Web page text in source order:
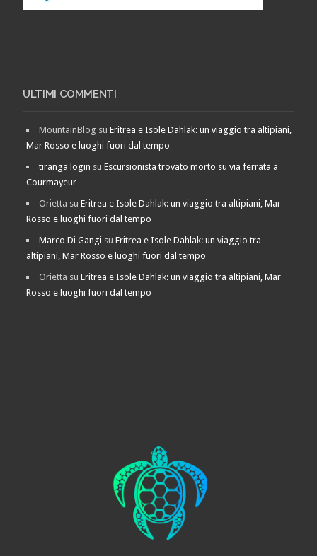
ULTIMI COMMENTI
MountainBlog suEritrea e Isole Dahlak: un viaggio tra altipiani,
Mar Rosso e luoghi fuori dal tempo
tiranga login suEscursionista trovato morto su via ferrata a
Courmayeur
Orietta suEritrea e Isole Dahlak: un viaggio tra altipiani, Mar
Rosso e luoghi fuori dal tempo
Marco Di Gangi suEritrea e Isole Dahlak: un viaggio tra
altipiani, Mar Rosso e luoghi fuori dal tempo
Orietta suEritrea e Isole Dahlak: un viaggio tra altipiani, Mar
Rosso e luoghi fuori dal tempo